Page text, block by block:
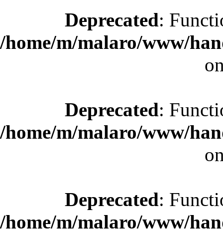
Deprecated:
/home/m/malaro/www/
Deprecated:
/home/m/malaro/www/
Deprecated:
/home/m/malaro/www/